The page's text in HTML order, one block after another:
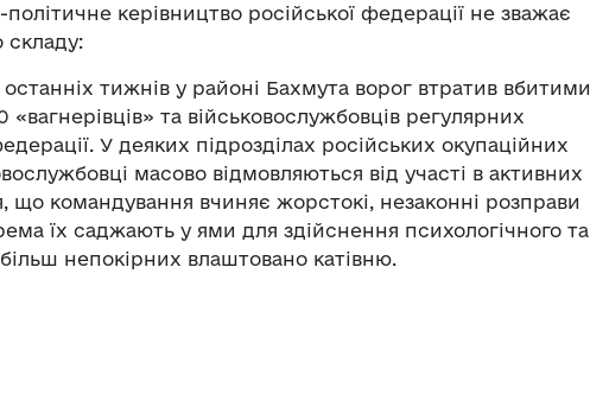
керівництво російської федерації не зважає
складу:
тижнів у районі Бахмута ворог втратив вбитими
та військовослужбовців регулярних
У деяких підрозділах російських окупаційних
масово відмовляються від участі в активних
що командування вчиняє жорстокі, незаконні розправи
їх саджають у ями для здійснення психологічного та
непокірних влаштовано катівню.